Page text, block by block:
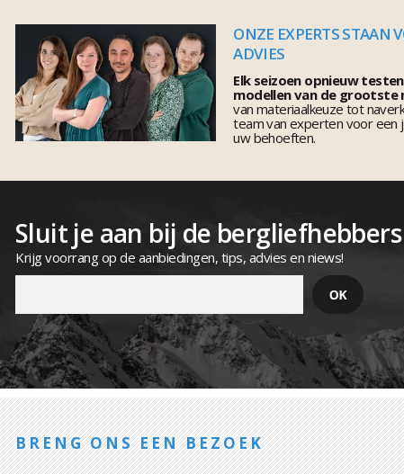
ONZE EXPERTS STAAN
ADVIES
Elk seizoen opnieuw
modellen van de grootste
van materiaalkeuze tot
team van experten voor een
uw behoeften.
Sluit je aan bij de bergliefhebbers
Krijg voorrang op de aanbiedingen, tips, advies en niews!
BRENG ONS EEN BEZOEK